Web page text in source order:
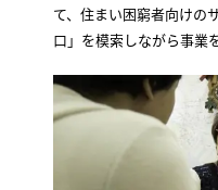
て、住まい困窮者向けの
口」を模索しながら事業